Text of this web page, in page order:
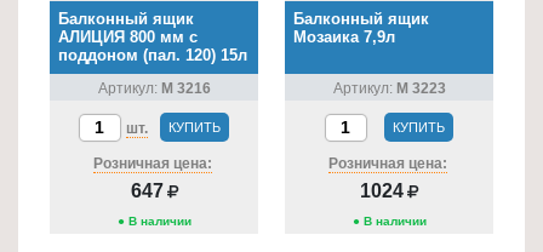
Балконный ящик
АЛИЦИЯ 800 мм с
поддоном (пал. 120) 15л
Артикул: М 3216
шт. КУПИТЬ
Розничная цена:
647
● В наличии
Балконный ящик
Мозаика 7,9л
Артикул: М 3223
КУПИТЬ
Розничная цена:
1024
● В наличии